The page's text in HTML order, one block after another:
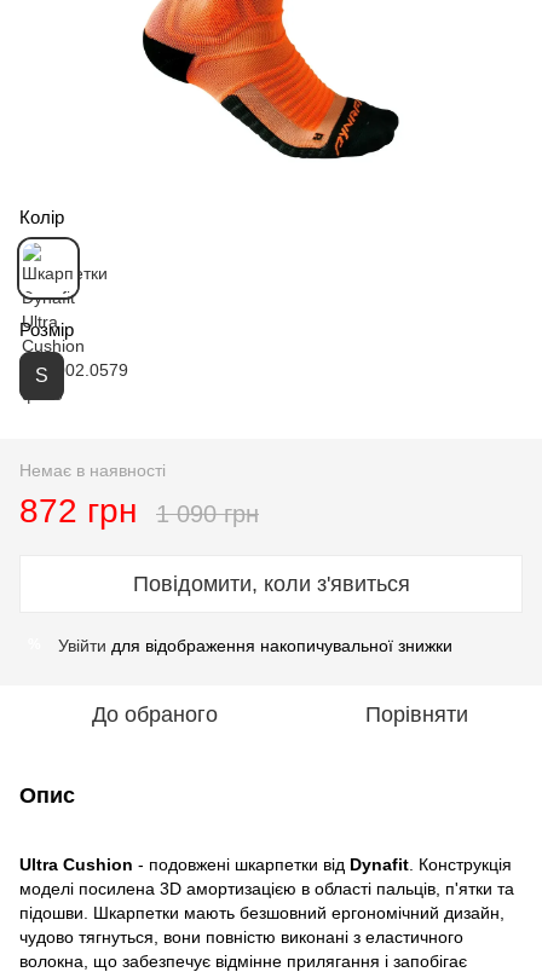
Колір
Розмір
S
Немає в наявності
872 грн 1 090 грн
Повідомити, коли з'явиться
Увійти для відображення накопичувальної знижки
До обраного Порівняти
Опис
Ultra Cushion - подовжені шкарпетки від Dynafit . Конструкція
моделі посилена 3D амортизацією в області пальців, п'ятки та
підошви. Шкарпетки мають безшовний ергономічний дизайн,
чудово тягнуться, вони повністю виконані з еластичного
волокна, що забезпечує відмінне прилягання і запобігає